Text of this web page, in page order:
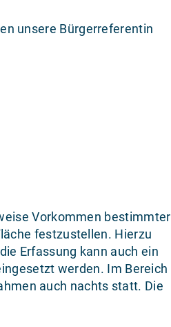
unsere Bürgerreferentin
Vorkommen bestimmter
festzustellen. Hierzu
Erfassung kann auch ein
werden. Im Bereich
auch nachts statt. Die